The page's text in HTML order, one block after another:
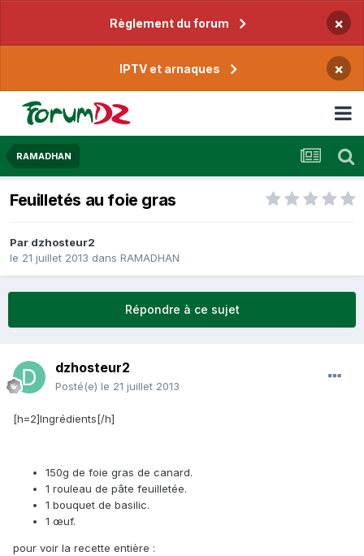
Règlement du forum ×
IPTV et arnaques ×
RAMADHAN
Feuilletés au foie gras
Par dzhosteur2
le 21 juillet 2013 dans RAMADHAN
Répondre à ce sujet
dzhosteur2
Posté(e) le 21 juillet 2013
[h=2]Ingrédients[/h]
150g de foie gras de canard.
1 rouleau de pâte feuilletée.
1 bouquet de basilic.
1 œuf.
pour voir la recette entière :